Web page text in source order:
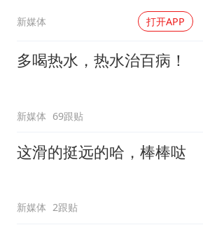
新媒体 打开APP
多喝热水，热水治百病！
新媒体 69跟贴
这滑的挺远的哈，棒棒哒
新媒体 2跟贴